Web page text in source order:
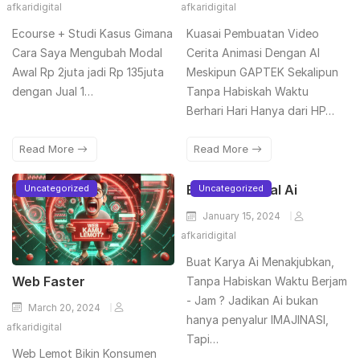
afkaridigital
Ecourse + Studi Kasus Gimana
Cara Saya Mengubah Modal
Awal Rp 2juta jadi Rp 135juta
dengan Jual 1…
Read More
afkaridigital
Kuasai Pembuatan Video
Cerita Animasi Dengan AI
Meskipun GAPTEK Sekalipun
Tanpa Habiskah Waktu
Berhari Hari Hanya dari HP…
Read More
Uncategorized
Web Faster
March 20, 2024
afkaridigital
Web Lemot Bikin Konsumen
Uncategorized
Ecourse Visual Ai
January 15, 2024
afkaridigital
Buat Karya Ai Menakjubkan,
Tanpa Habiskan Waktu Berjam
- Jam ? Jadikan Ai bukan
hanya penyalur IMAJINASI,
Tapi…